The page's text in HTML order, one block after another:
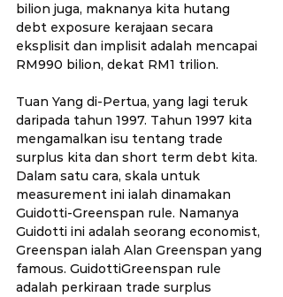
bilion juga, maknanya kita hutang
debt exposure kerajaan secara
eksplisit dan implisit adalah mencapai
RM990 bilion, dekat RM1 trilion.
Tuan Yang di-Pertua, yang lagi teruk
daripada tahun 1997. Tahun 1997 kita
mengamalkan isu tentang trade
surplus kita dan short term debt kita.
Dalam satu cara, skala untuk
measurement ini ialah dinamakan
Guidotti-Greenspan rule. Namanya
Guidotti ini adalah seorang economist,
Greenspan ialah Alan Greenspan yang
famous. GuidottiGreenspan rule
adalah perkiraan trade surplus